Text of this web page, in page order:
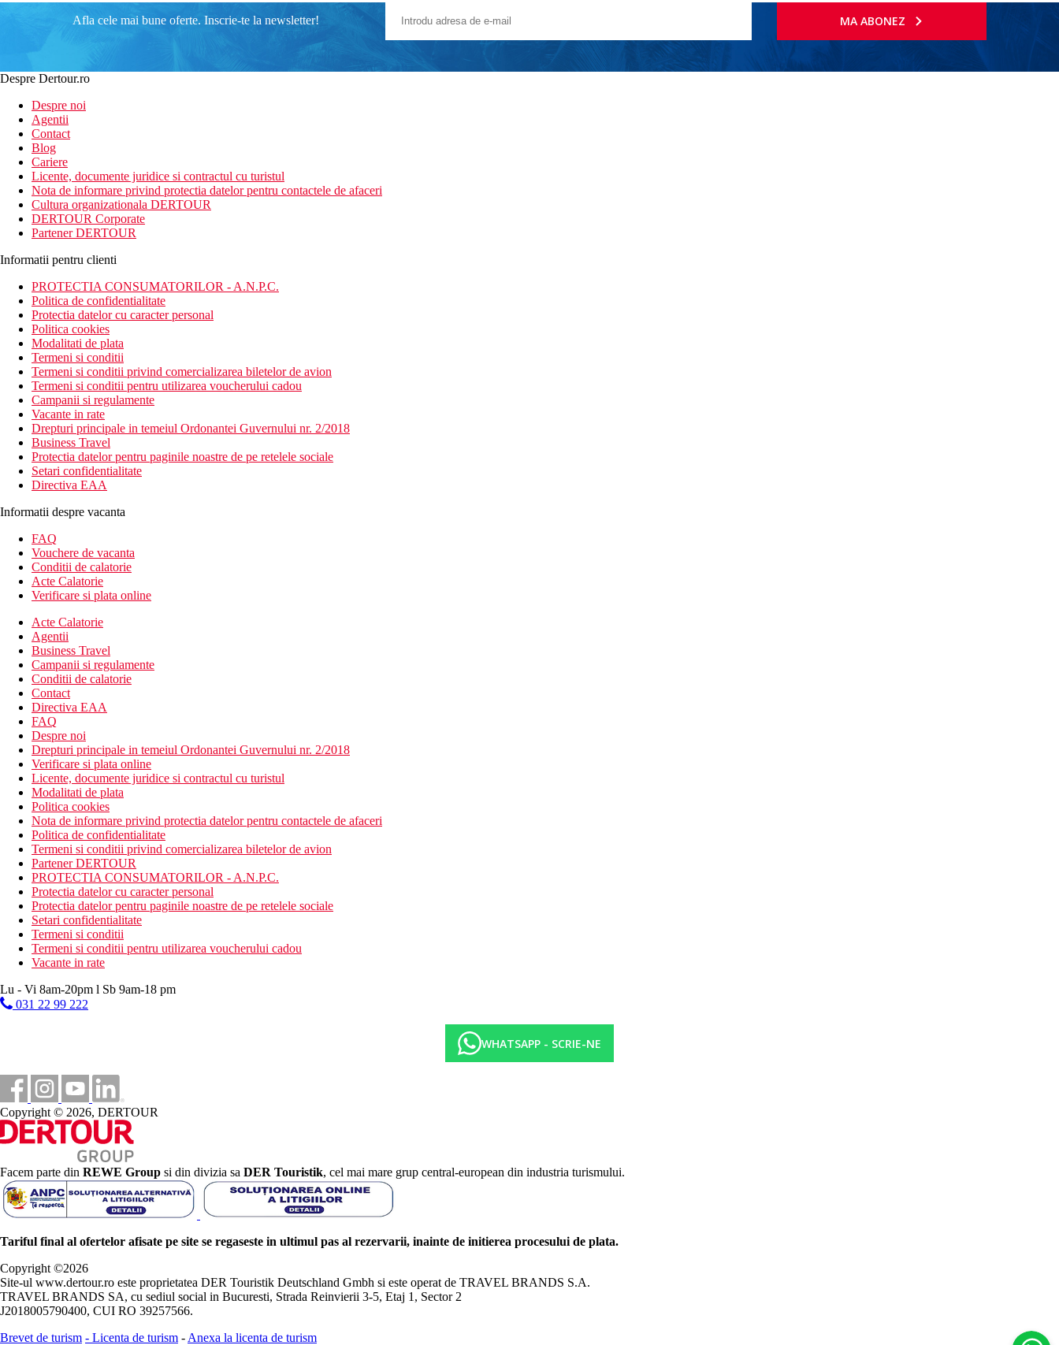
Afla cele mai bune oferte. Inscrie-te la newsletter! MA ABONEZ
Despre Dertour.ro
Despre noi
Agentii
Contact
Blog
Cariere
Licente, documente juridice si contractul cu turistul
Nota de informare privind protectia datelor pentru contactele de afaceri
Cultura organizationala DERTOUR
DERTOUR Corporate
Partener DERTOUR
Informatii pentru clienti
PROTECTIA CONSUMATORILOR - A.N.P.C.
Politica de confidentialitate
Protectia datelor cu caracter personal
Politica cookies
Modalitati de plata
Termeni si conditii
Termeni si conditii privind comercializarea biletelor de avion
Termeni si conditii pentru utilizarea voucherului cadou
Campanii si regulamente
Vacante in rate
Drepturi principale in temeiul Ordonantei Guvernului nr. 2/2018
Business Travel
Protectia datelor pentru paginile noastre de pe retelele sociale
Setari confidentialitate
Directiva EAA
Informatii despre vacanta
FAQ
Vouchere de vacanta
Conditii de calatorie
Acte Calatorie
Verificare si plata online
Acte Calatorie
Agentii
Business Travel
Campanii si regulamente
Conditii de calatorie
Contact
Directiva EAA
FAQ
Despre noi
Drepturi principale in temeiul Ordonantei Guvernului nr. 2/2018
Verificare si plata online
Licente, documente juridice si contractul cu turistul
Modalitati de plata
Politica cookies
Nota de informare privind protectia datelor pentru contactele de afaceri
Politica de confidentialitate
Termeni si conditii privind comercializarea biletelor de avion
Partener DERTOUR
PROTECTIA CONSUMATORILOR - A.N.P.C.
Protectia datelor cu caracter personal
Protectia datelor pentru paginile noastre de pe retelele sociale
Setari confidentialitate
Termeni si conditii
Termeni si conditii pentru utilizarea voucherului cadou
Vacante in rate
Lu - Vi 8am-20pm l Sb 9am-18 pm
031 22 99 222
WHATSAPP - SCRIE-NE
Copyright © 2026, DERTOUR
Facem parte din REWE Group si din divizia sa DER Touristik, cel mai mare grup central-european din industria turismului.
Tariful final al ofertelor afisate pe site se regaseste in ultimul pas al rezervarii, inainte de initierea procesului de plata.
Copyright ©2026
Site-ul www.dertour.ro este proprietatea DER Touristik Deutschland Gmbh si este operat de TRAVEL BRANDS S.A.
TRAVEL BRANDS SA, cu sediul social in Bucuresti, Strada Reinvierii 3-5, Etaj 1, Sector 2
J2018005790400, CUI RO 39257566.
Brevet de turism - Licenta de turism - Anexa la licenta de turism